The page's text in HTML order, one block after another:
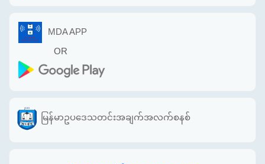
MDA APP
OR
မြန်မာဥပဒေသတင်းအချက်အလက်စနစ်